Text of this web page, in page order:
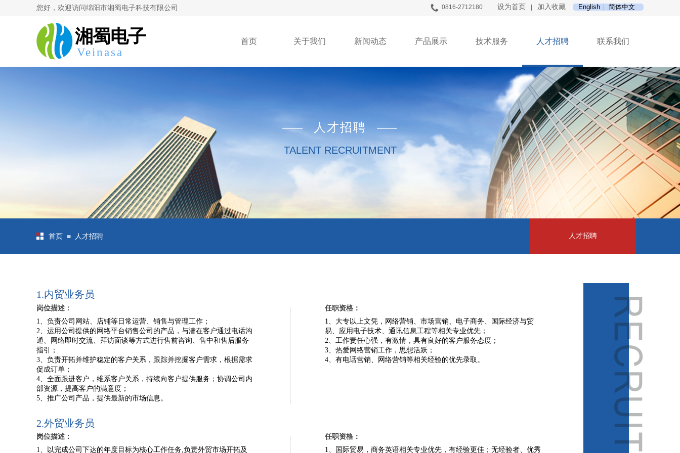
1.内贸业务员
2.外贸业务员
设为首页 加入收藏
您好，欢迎访问绵阳市湘蜀电子科技有限公司 0816-2712180 English 简体中文
首页 关于我们 新闻动态 产品展示 技术服务 人才招聘 联系我们
湘蜀电子
Veinasa
人才招聘
TALENT RECRUITMENT
首页 ≡ 人才招聘 人才招聘
岗位描述：
任职资格：
1、大专以上文凭，网络营销、市场营销、电子商务、国际经济与贸
易、应用电子技术、通讯信息工程等相关专业优先；
2、工作责任心强，有激情，具有良好的客户服务态度；
3、热爱网络营销工作，思想活跃；
4、有电话营销、网络营销等相关经验的优先录取。
1、负责公司网站、店铺等日常运营、销售与管理工作；
2、运用公司提供的网络平台销售公司的产品，与潜在客户通过电话沟
通、网络即时交流、拜访面谈等方式进行售前咨询、售中和售后服务
指引；
3、负责开拓并维护稳定的客户关系，跟踪并挖掘客户需求，根据需求
促成订单；
4、全面跟进客户，维系客户关系，持续向客户提供服务；协调公司内
部资源，提高客户的满意度；
5、推广公司产品，提供最新的市场信息。
任职资格：
岗位描述：
1、国际贸易，商务英语相关专业优先，有经验更佳；无经验者、优秀
1、以完成公司下达的年度目标为核心工作任务,负责外贸市场开拓及